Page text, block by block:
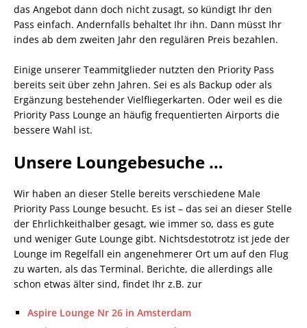
das Angebot dann doch nicht zusagt, so kündigt Ihr den
Pass einfach. Andernfalls behaltet Ihr ihn. Dann müsst Ihr
indes ab dem zweiten Jahr den regulären Preis bezahlen.
Einige unserer Teammitglieder nutzten den Priority Pass
bereits seit über zehn Jahren. Sei es als Backup oder als
Ergänzung bestehender Vielfliegerkarten. Oder weil es die
Priority Pass Lounge an häufig frequentierten Airports die
bessere Wahl ist.
Unsere Loungebesuche …
Wir haben an dieser Stelle bereits verschiedene Male
Priority Pass Lounge besucht. Es ist – das sei an dieser Stelle
der Ehrlichkeithalber gesagt, wie immer so, dass es gute
und weniger Gute Lounge gibt. Nichtsdestotrotz ist jede der
Lounge im Regelfall ein angenehmerer Ort um auf den Flug
zu warten, als das Terminal. Berichte, die allerdings alle
schon etwas älter sind, findet Ihr z.B. zur
Aspire Lounge Nr 26 in Amsterdam